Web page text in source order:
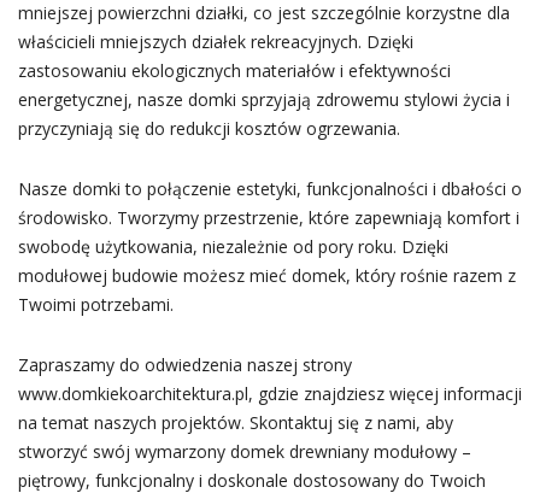
mniejszej powierzchni działki, co jest szczególnie korzystne dla
właścicieli mniejszych działek rekreacyjnych. Dzięki
zastosowaniu ekologicznych materiałów i efektywności
energetycznej, nasze domki sprzyjają zdrowemu stylowi życia i
przyczyniają się do redukcji kosztów ogrzewania.
Nasze domki to połączenie estetyki, funkcjonalności i dbałości o
środowisko. Tworzymy przestrzenie, które zapewniają komfort i
swobodę użytkowania, niezależnie od pory roku. Dzięki
modułowej budowie możesz mieć domek, który rośnie razem z
Twoimi potrzebami.
Zapraszamy do odwiedzenia naszej strony
www.domkiekoarchitektura.pl, gdzie znajdziesz więcej informacji
na temat naszych projektów. Skontaktuj się z nami, aby
stworzyć swój wymarzony domek drewniany modułowy –
piętrowy, funkcjonalny i doskonale dostosowany do Twoich